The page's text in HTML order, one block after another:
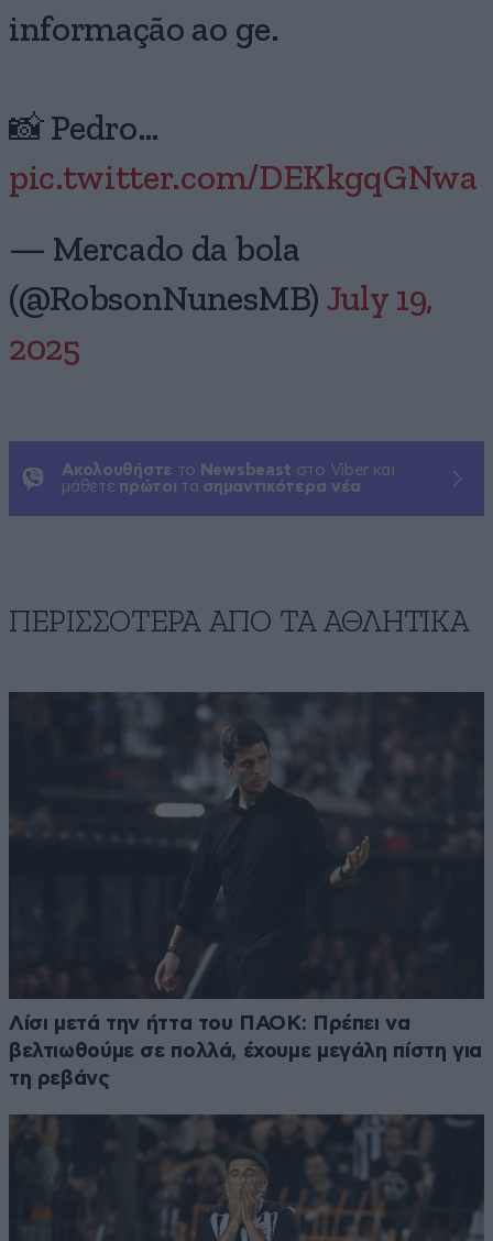
informação ao ge.
📸 Pedro…
pic.twitter.com/DEKkgqGNwa
— Mercado da bola
(@RobsonNunesMB) July 19,
2025
Ακολουθήστε το Newsbeast στο Viber και
μάθετε πρώτοι τα σημαντικότερα νέα
ΠΕΡΙΣΣΟΤΕΡΑ ΑΠΟ ΤA ΑΘΛΗΤΙΚΑ
Λίσι μετά την ήττα του ΠΑΟΚ: Πρέπει να
βελτιωθούμε σε πολλά, έχουμε μεγάλη πίστη για
τη ρεβάνς